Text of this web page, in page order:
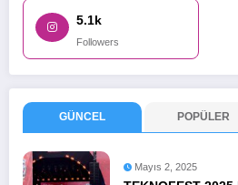
5.1k
Followers
GÜNCEL POPÜLER
Mayıs 2, 2025